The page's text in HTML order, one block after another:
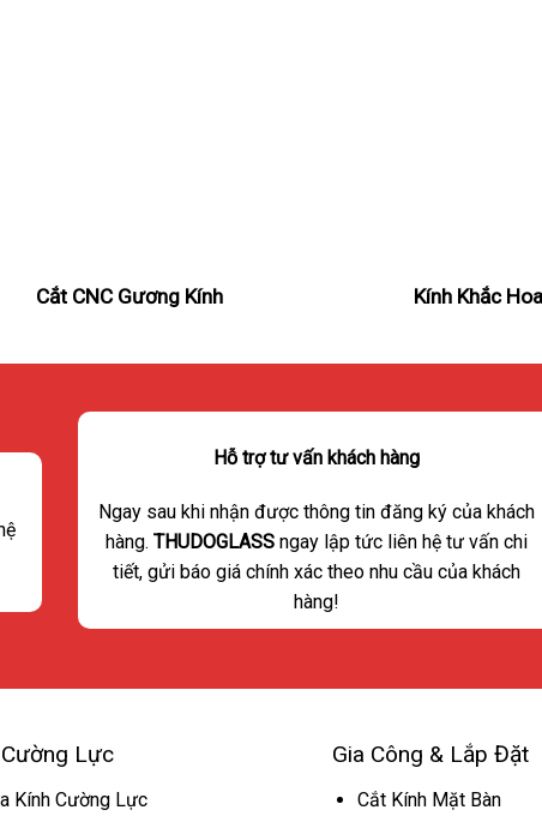
Cắt CNC Gương Kính Kính Khắc
Hỗ trợ tư vấn khách hàng
Ngay sau khi nhận được thông tin đăng ký của khách
hàng.THUDOGLASSngay lập tức liên hệ tư vấn chi
tiết, gửi báo giá chính xác theo nhu cầu của khách
hàng!
Lực
Kính Cường Lực
Gia Công & Lắp Đặt
Cắt Kính Mặt Bàn